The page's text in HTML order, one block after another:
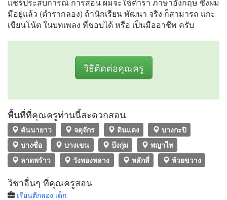
มีอยู่แล้ว (ตำรากลอง) ถ้านักเรียน พัฒนา จริง ก็สามารถ แกะ
เขียนโน้ต ในบทเพลง ที่ชอบได้ หรือ เป็นมืออาชีพ ครับ
วิธีติดต่อคุณครู
พื้นที่ที่คุณครูท่านนี้สะดวกสอน
คันนายาว จตุจักร ดินแดง
บางกะปิ
บางซื่อ
บางเขน บึงกุ่ม
พญาไท
ลาดพร้าว
วังทองหลาง หลักสี่ ห้วยขวาง
วิชาอื่นๆ ที่คุณครูสอน
เรียนตีกลอง เด็ก